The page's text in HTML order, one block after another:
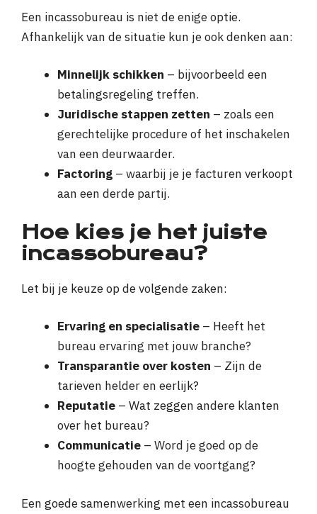
Een incassobureau is niet de enige optie.
Afhankelijk van de situatie kun je ook denken aan:
Minnelijk schikken – bijvoorbeeld een
betalingsregeling treffen.
Juridische stappen zetten – zoals een
gerechtelijke procedure of het inschakelen
van een deurwaarder.
Factoring – waarbij je je facturen verkoopt
aan een derde partij.
Hoe kies je het juiste
incassobureau?
Let bij je keuze op de volgende zaken:
Ervaring en specialisatie – Heeft het
bureau ervaring met jouw branche?
Transparantie over kosten – Zijn de
tarieven helder en eerlijk?
Reputatie – Wat zeggen andere klanten
over het bureau?
Communicatie – Word je goed op de
hoogte gehouden van de voortgang?
Een goede samenwerking met een incassobureau